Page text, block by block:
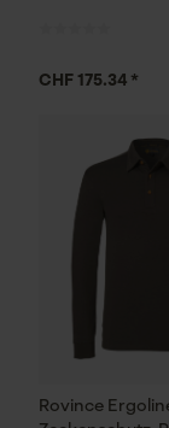
CHF 175.34 *
Rovince